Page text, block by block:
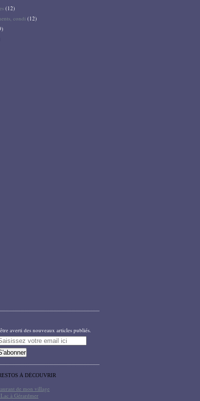
(12)
condi (12)
averti des nouveaux articles publiés.
À DÉCOUVRIR
de mon village
à Gérardmer